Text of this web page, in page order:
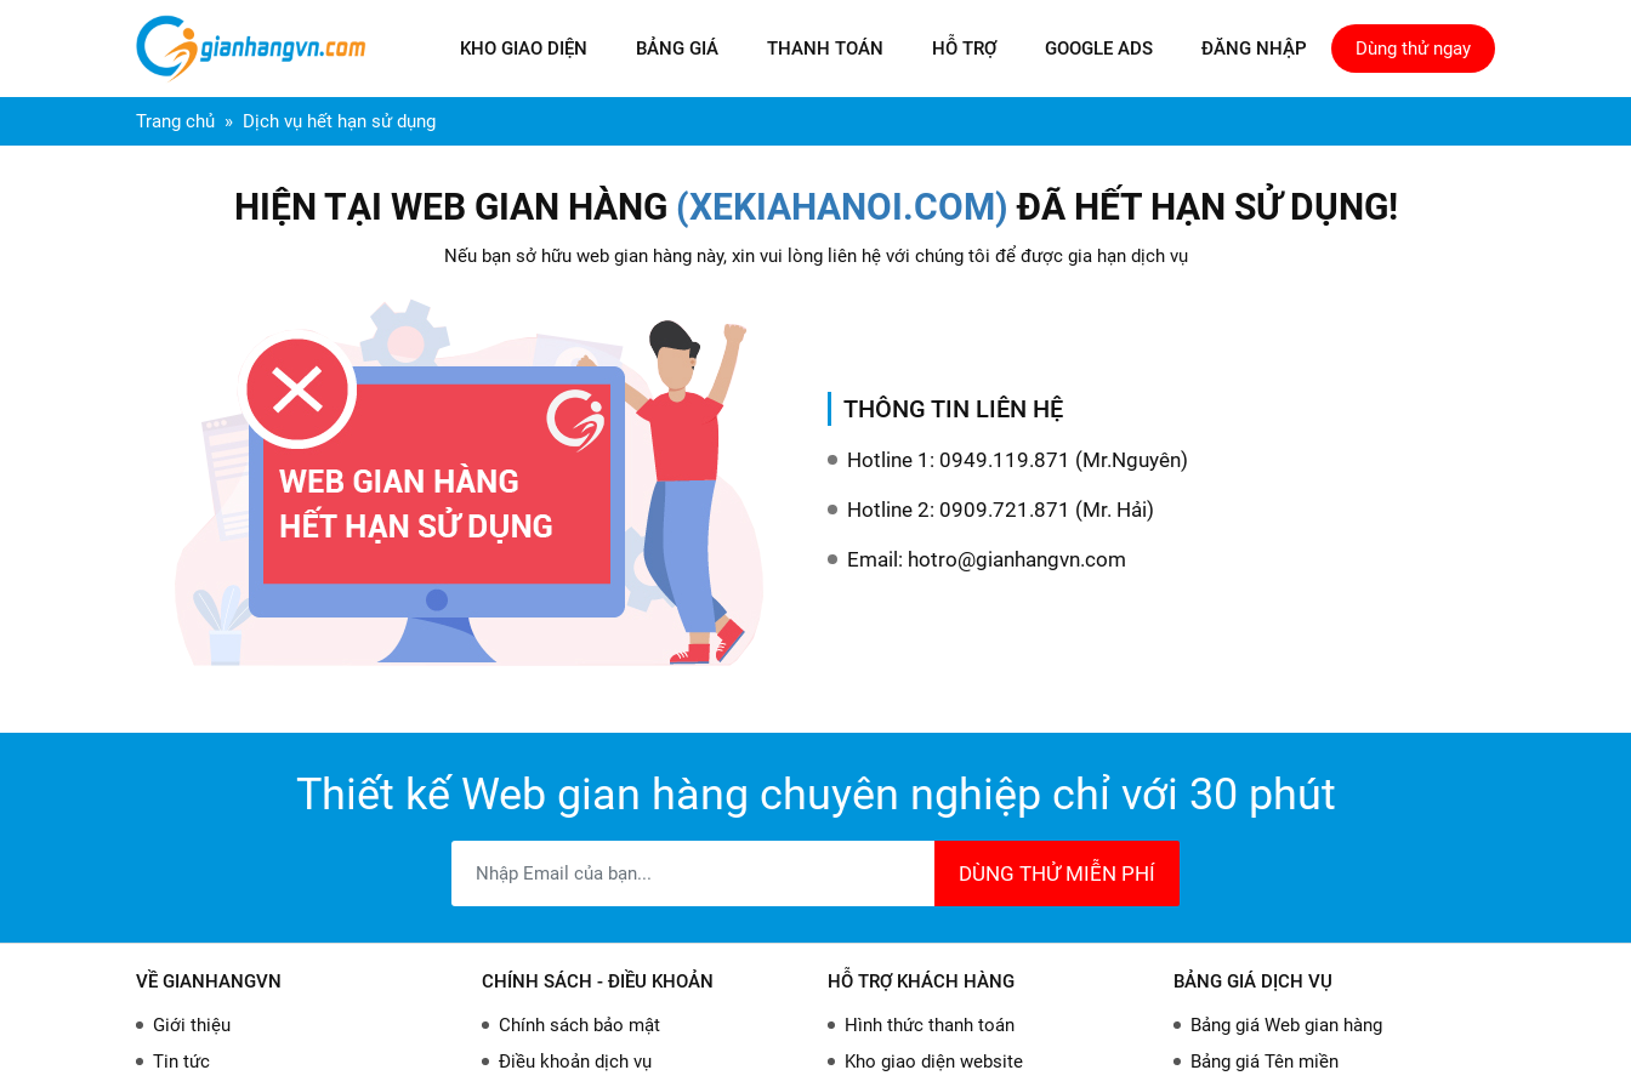
KHO GIAO DIỆN BẢNG GIÁ THANH TOÁN HỖ TRỢ GOOGLE ADS ĐĂNG NHẬP Dùng thử ngay
Trang chủ Dịch vụ hết hạn sử dụng
HIỆN TẠI WEB GIAN HÀNG (XEKIAHANOI.COM) ĐÃ HẾT HẠN SỬ DỤNG!
Nếu bạn sở hữu web gian hàng này, xin vui lòng liên hệ với chúng tôi để được gia hạn dịch vụ
THÔNG TIN LIÊN HỆ
Hotline 1: 0949.119.871 (Mr.Nguyên)
Hotline 2: 0909.721.871 (Mr. Hải)
Email: hotro@gianhangvn.com
Thiết kế Web gian hàng chuyên nghiệp chỉ với 30 phút
DÙNG THỬ MIỄN PHÍ
VỀ GIANHANGVN
Giới thiệu
Tin tức
CHÍNH SÁCH - ĐIỀU KHOẢN
Chính sách bảo mật
Điều khoản dịch vụ
HỖ TRỢ KHÁCH HÀNG
Hình thức thanh toán
Kho giao diện website
BẢNG GIÁ DỊCH VỤ
Bảng giá Web gian hàng
Bảng giá Tên miền